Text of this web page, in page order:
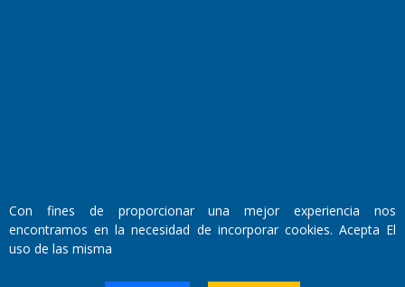
Director Periodístico:
Walter René Goñi
Con fines de proporcionar una mejor experiencia nos
encontramos en la necesidad de incorporar cookies. Acepta El
uso de las misma